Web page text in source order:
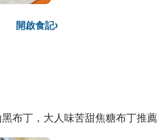
開啟食記›
布丁，大人味苦甜焦糖布丁推薦